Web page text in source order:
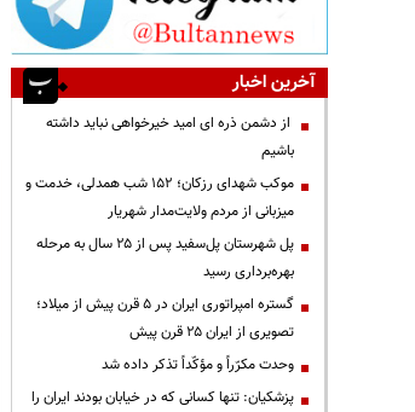
آخرین اخبار
از دشمن ذره ای امید خیرخواهی نباید داشته
باشیم
موکب شهدای رزکان؛ ۱۵۲ شب همدلی، خدمت و
میزبانی از مردم ولایت‌مدار شهریار
پل شهرستان پل‌سفید پس از ۲۵ سال به مرحله
بهره‌برداری رسید
گستره امپراتوری ایران در ۵ قرن پیش از میلاد؛
تصویری از ایران ۲۵ قرن پیش
وحدت مکرّراً و مؤکّداً تذکر داده شد
پزشکیان: تنها کسانی که در خیابان بودند ایران را